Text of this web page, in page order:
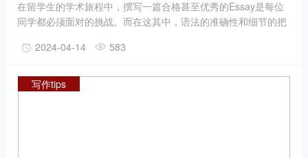
在留学生的学术旅程中，撰写一篇合格甚至优秀的Essay是每位
同学都必须面对的挑战。而在这其中，语法的准确性和细节的把
Essay写作中常犯的语法错误，并提供相应的纠正建议。
2024-04-14 583
写作tips